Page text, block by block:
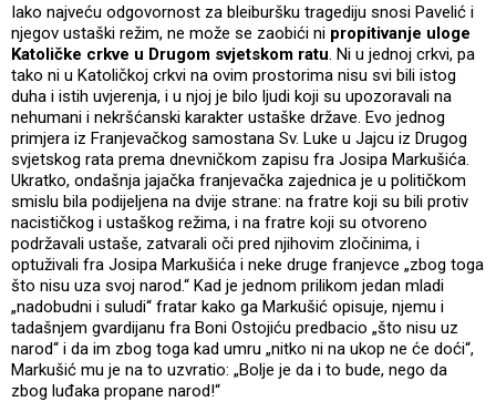
Iako najveću odgovornost za bleiburšku tragediju snosi Pavelić i
njegov ustaški režim, ne može se zaobići ni propitivanje uloge
Katoličke crkve u Drugom svjetskom ratu . Ni u jednoj crkvi, pa
tako ni u Katoličkoj crkvi na ovim prostorima nisu svi bili istog
duha i istih uvjerenja, i u njoj je bilo ljudi koji su upozoravali na
nehumani i nekršćanski karakter ustaške države. Evo jednog
primjera iz Franjevačkog samostana Sv. Luke u Jajcu iz Drugog
svjetskog rata prema dnevničkom zapisu fra Josipa Markušića.
Ukratko, ondašnja jajačka franjevačka zajednica je u političkom
smislu bila podijeljena na dvije strane: na fratre koji su bili protiv
nacističkog i ustaškog režima, i na fratre koji su otvoreno
podržavali ustaše, zatvarali oči pred njihovim zločinima, i
optuživali fra Josipa Markušića i neke druge franjevce „zbog toga
što nisu uza svoj narod.“ Kad je jednom prilikom jedan mladi
„nadobudni i suludi“ fratar kako ga Markušić opisuje, njemu i
tadašnjem gvardijanu fra Boni Ostojiću predbacio „što nisu uz
narod“ i da im zbog toga kad umru „nitko ni na ukop ne će doći“,
Markušić mu je na to uzvratio: „Bolje je da i to bude, nego da
zbog luđaka propane narod!“